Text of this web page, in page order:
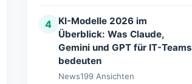
4
KI-Modelle 2026 im
Überblick: Was Claude,
Gemini und GPT für IT-Teams
bedeuten
News199 Ansichten